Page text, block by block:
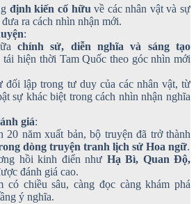
định kiến cố hữu về các nhân vật và sự
ra cách nhìn nhận mới.
:
chính sử, diễn nghĩa và sáng tạo
tái hiện thời Tam Quốc theo góc nhìn mới
đối lập trong tư duy của các nhân vật, từ
sự khác biệt trong cách nhìn nhận nghĩa
giá:
20 năm xuất bản, bộ truyện đã trở thành
dòng truyện tranh lịch sử Hoa ngữ.
hồi kinh điển như Hạ Bì, Quan Độ,
đánh giá cao.
có chiều sâu, càng đọc càng khám phá
ý nghĩa.